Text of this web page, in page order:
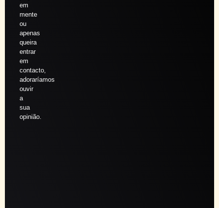
em
mente
ou
apenas
queira
entrar
em
contacto,
adoraríamos
ouvir
a
sua
opinião.